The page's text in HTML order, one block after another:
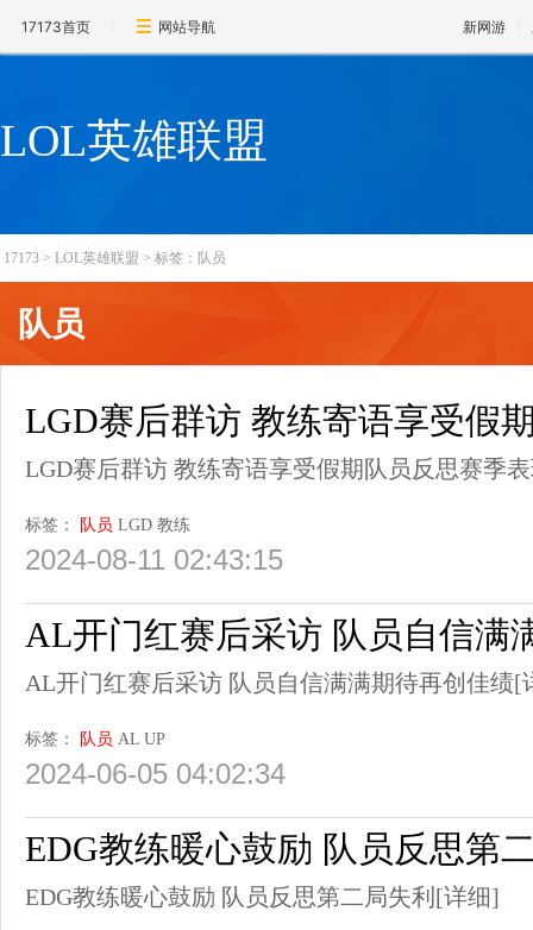
17173首页 网站导航 新网游
LOL英雄联盟
17173 > LOL英雄联盟 > 标签：队员
队员
LGD赛后群访 教练寄语享受假
LGD赛后群访 教练寄语享受假期队员反思赛季
标签： 队员 LGD 教练
2024-08-11 02:43:15
AL开门红赛后采访 队员自信满
AL开门红赛后采访 队员自信满满期待再创佳绩[
标签： 队员 AL UP
2024-06-05 04:02:34
EDG教练暖心鼓励 队员反思第
EDG教练暖心鼓励 队员反思第二局失利 [详细]